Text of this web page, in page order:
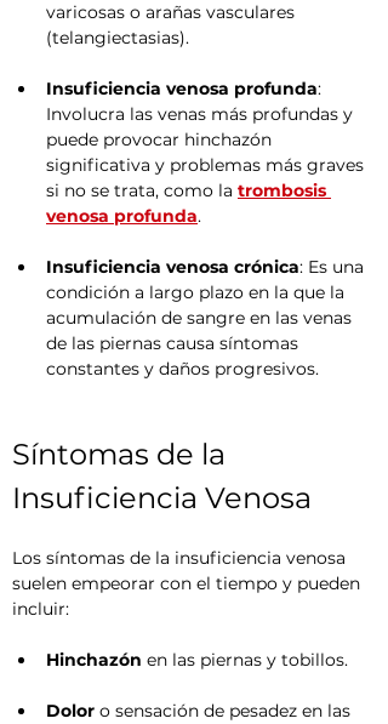
varicosas o arañas vasculares
(telangiectasias).
Insuficiencia venosa profunda:
Involucra las venas más profundas y
puede provocar hinchazón
significativa y problemas más graves
si no se trata, como la trombosis
venosa profunda.
Insuficiencia venosa crónica: Es una
condición a largo plazo en la que la
acumulación de sangre en las venas
de las piernas causa síntomas
constantes y daños progresivos.
Síntomas de la
Insuficiencia Venosa
Los síntomas de la insuficiencia venosa
suelen empeorar con el tiempo y pueden
incluir:
Hinchazón en las piernas y tobillos.
Dolor o sensación de pesadez en las